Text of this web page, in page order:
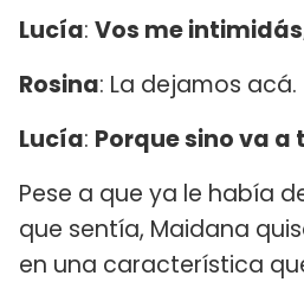
Lucía: Vos me
Rosina: La dejamos acá.
Lucía: Porque sino va
Pese a que ya le había
que sentía, Maidana
en una característica